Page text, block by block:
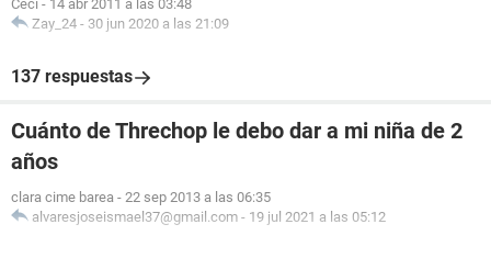
Ceci - 14 abr 2011 a las 03:48
Zay_24 - 30 jun 2020 a las 21:09
137 respuestas
Cuánto de Threchop le debo dar a mi niña de 2
años
clara cime barea - 22 sep 2013 a las 06:35
alvaresjoseismael37@gmail.com - 19 jul 2021 a las 05:12